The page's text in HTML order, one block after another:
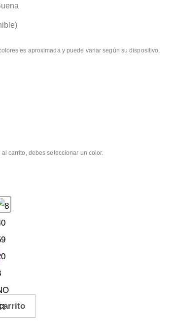
es aproximada y puede variar según su dispositivo.
carrito, debes seleccionar un color.